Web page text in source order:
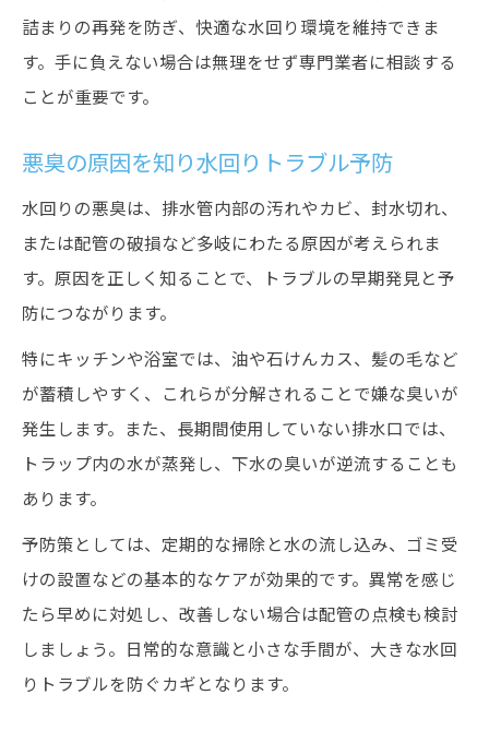
詰まりの再発を防ぎ、快適な水回り環境を維持できま
す。手に負えない場合は無理をせず専門業者に相談する
ことが重要です。
悪臭の原因を知り水回りトラブル予防
水回りの悪臭は、排水管内部の汚れやカビ、封水切れ、
または配管の破損など多岐にわたる原因が考えられま
す。原因を正しく知ることで、トラブルの早期発見と予
防につながります。
特にキッチンや浴室では、油や石けんカス、髪の毛など
が蓄積しやすく、これらが分解されることで嫌な臭いが
発生します。また、長期間使用していない排水口では、
トラップ内の水が蒸発し、下水の臭いが逆流することも
あります。
予防策としては、定期的な掃除と水の流し込み、ゴミ受
けの設置などの基本的なケアが効果的です。異常を感じ
たら早めに対処し、改善しない場合は配管の点検も検討
しましょう。日常的な意識と小さな手間が、大きな水回
りトラブルを防ぐカギとなります。